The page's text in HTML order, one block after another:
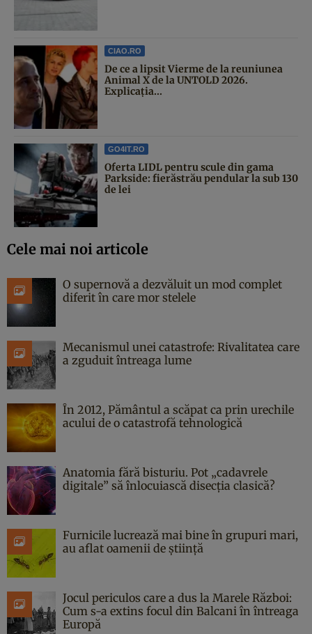
CIAO.RO
De ce a lipsit Vierme de la reuniunea
Animal X de la UNTOLD 2026.
Explicația...
GO4IT.RO
Oferta LIDL pentru scule din gama
Parkside: fierăstrău pendular la sub 130
de lei
Cele mai noi articole
O supernovă a dezvăluit un mod complet
diferit în care mor stelele
Mecanismul unei catastrofe: Rivalitatea care
a zguduit întreaga lume
În 2012, Pământul a scăpat ca prin urechile
acului de o catastrofă tehnologică
Anatomia fără bisturiu. Pot „cadavrele
digitale” să înlocuiască disecția clasică?
Furnicile lucrează mai bine în grupuri mari,
au aflat oamenii de știință
Jocul periculos care a dus la Marele Război:
Cum s-a extins focul din Balcani în întreaga
Europă